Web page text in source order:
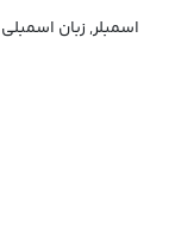
اسمبلر, زبان اسمبلی